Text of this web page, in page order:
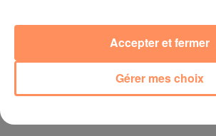
Le rappeur marseillais
Aix : "Journée de l’Europe",
Gérer mes choix
Accepter et fermer